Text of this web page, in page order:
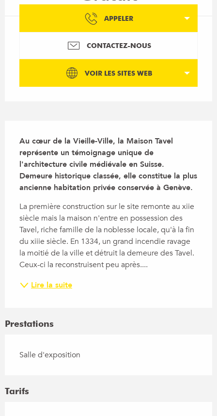
APPELER
CONTACTEZ-NOUS
VOIR LES SITES WEB
Au cœur de la Vieille-Ville, la Maison Tavel
représente un témoignage unique de
l'architecture civile médiévale en Suisse.
Demeure historique classée, elle constitue la plus
ancienne habitation privée conservée à Genève.
La première construction sur le site remonte au xiie
siècle mais la maison n'entre en possession des
Tavel, riche famille de la noblesse locale, qu'à la fin
du xiiie siècle. En 1334, un grand incendie ravage
la moitié de la ville et détruit la demeure des Tavel.
Ceux-ci la reconstruisent peu après....
Lire la suite
Prestations
Salle d'exposition
Tarifs